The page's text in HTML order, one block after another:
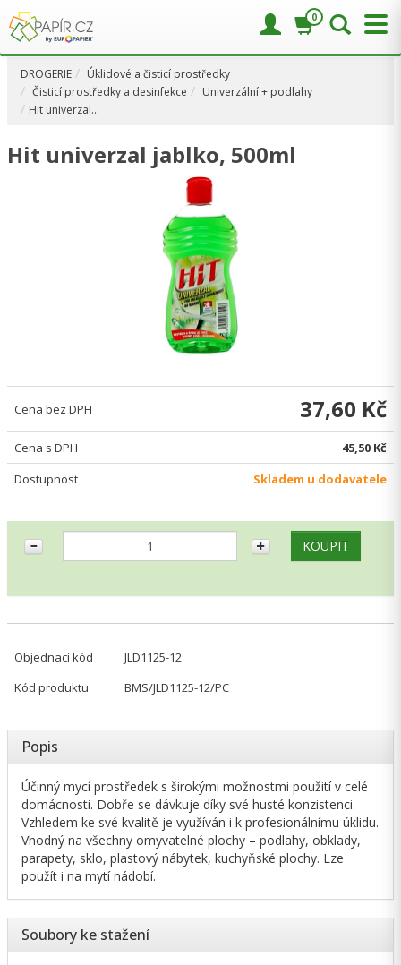
DROGERIE
Úklidové a čisticí prostředky
Čisticí prostředky a desinfekce
Univerzální + podlahy
Hit univerzal…
Hit univerzal jablko, 500ml
Cena bez DPH 37,60 Kč
Cena s DPH
45,50 Kč
Dostupnost
Skladem u dodavatele
Objednací kód
JLD1125-12
Kód produktu
BMS/JLD1125-12/PC
Popis
Účinný mycí prostředek s širokými možnostmi použití v celé
domácnosti. Dobře se dávkuje díky své husté konzistenci.
Vzhledem ke své kvalitě je využíván i k profesionálnímu úklidu.
Vhodný na všechny omyvatelné plochy – podlahy, obklady,
parapety, sklo, plastový nábytek, kuchyňské plochy. Lze
použít i na mytí nádobí.
Soubory ke stažení
0